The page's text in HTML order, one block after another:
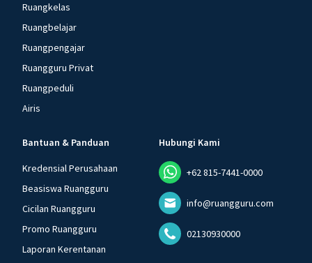
Ruangkelas
Ruangbelajar
Ruangpengajar
Ruangguru Privat
Ruangpeduli
Airis
Bantuan & Panduan
Kredensial Perusahaan
Beasiswa Ruangguru
Cicilan Ruangguru
Promo Ruangguru
Laporan Kerentanan
Hubungi Kami
+62 815-7441-0000
info@ruangguru.com
02130930000